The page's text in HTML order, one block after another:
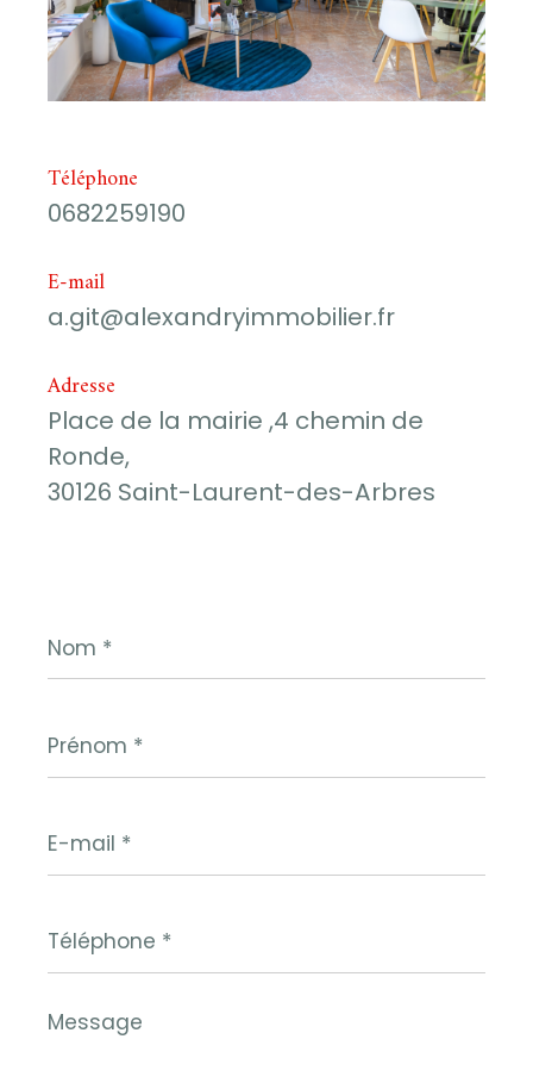
Téléphone
0682259190
E-mail
a.git@alexandryimmobilier.fr
Adresse
Place de la mairie ,4 chemin de
Ronde,
30126 Saint-Laurent-des-Arbres
*
*
mail
*
*
Message
*